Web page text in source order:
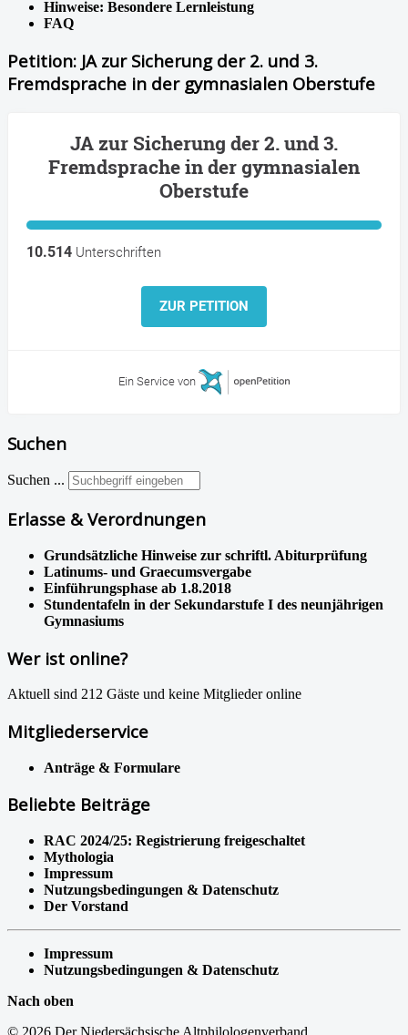
Hinweise: Besondere Lernleistung
FAQ
Petition: JA zur Sicherung der 2. und 3.
Fremdsprache in der gymnasialen Oberstufe
JA zur Sicherung der 2. und 3.
Fremdsprache in der gymnasialen
Oberstufe
10.514 Unterschriften
ZUR PETITION
Ein Service von
Suchen
Suchen ...
Erlasse & Verordnungen
Grundsätzliche Hinweise zur schriftl. Abiturprüfung
Latinums- und Graecumsvergabe
Einführungsphase ab 1.8.2018
Stundentafeln in der Sekundarstufe I des neunjährigen
Gymnasiums
Wer ist online?
Aktuell sind 212 Gäste und keine Mitglieder online
Mitgliederservice
Anträge & Formulare
Beliebte Beiträge
RAC 2024/25: Registrierung freigeschaltet
Mythologia
Impressum
Nutzungsbedingungen & Datenschutz
Der Vorstand
Impressum
Nutzungsbedingungen & Datenschutz
Nach oben